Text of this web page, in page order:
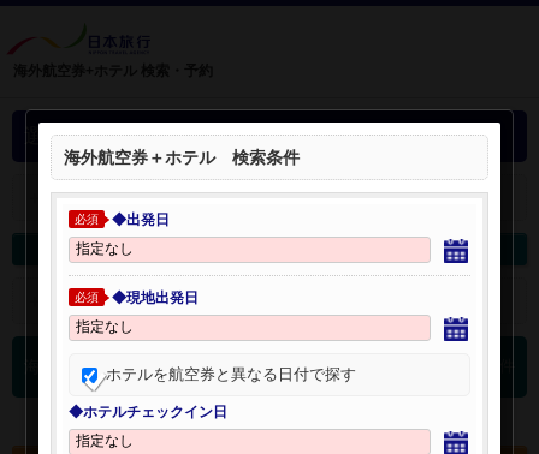
選択中の海外航空券+ホテル
選択中の航空券・ホテルを開く：
海外航空券を変更 海外ホテルを変更
検索条件を開く：
海外航空券 検索結果
海外航空券＋ホテル 検索条件
必須 ◆出発日
必須 ◆現地出発日
ホテルを航空券と異なる日付で探す
◆ホテルチェックイン日